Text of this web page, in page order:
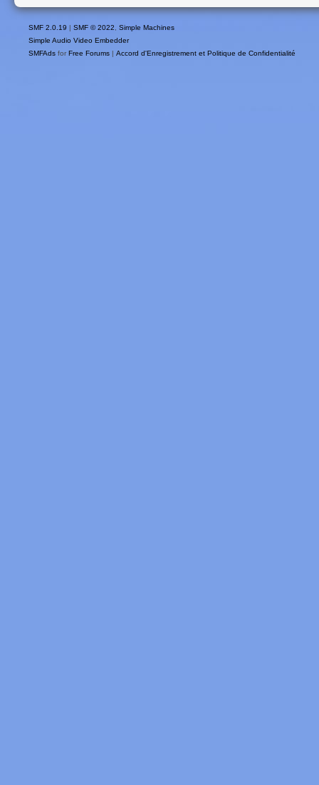
SMF 2.0.19 | SMF © 2022
Simple Machines
Simple Audio Video Embedder
SMFAds for Free Forums | Accord d'Enregistrement et Politique de Confidentialité